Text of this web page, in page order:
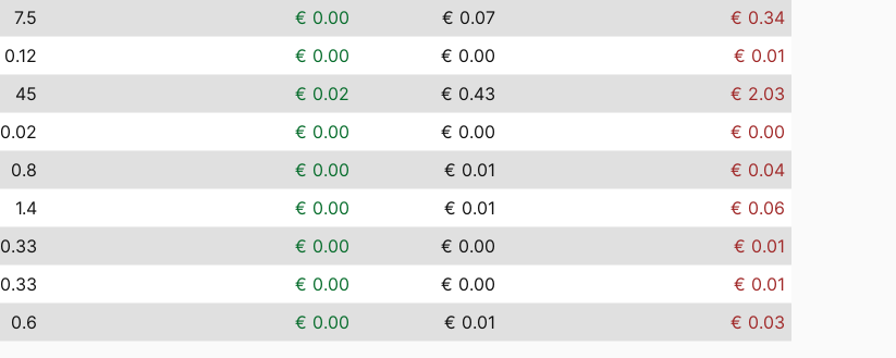
7.5 € 0.00 € 0.07
€ 0.34
0.12 € 0.00 € 0.00
€ 0.01
45 € 0.02 € 0.43
€ 2.03
0.02 € 0.00 € 0.00
€ 0.00
0.8 € 0.00 € 0.01
€ 0.04
1.4 € 0.00 € 0.01
€ 0.06
0.33 € 0.00 € 0.00
€ 0.01
0.33 € 0.00 € 0.00
€ 0.01
0.6 € 0.00 € 0.01 € 0.03